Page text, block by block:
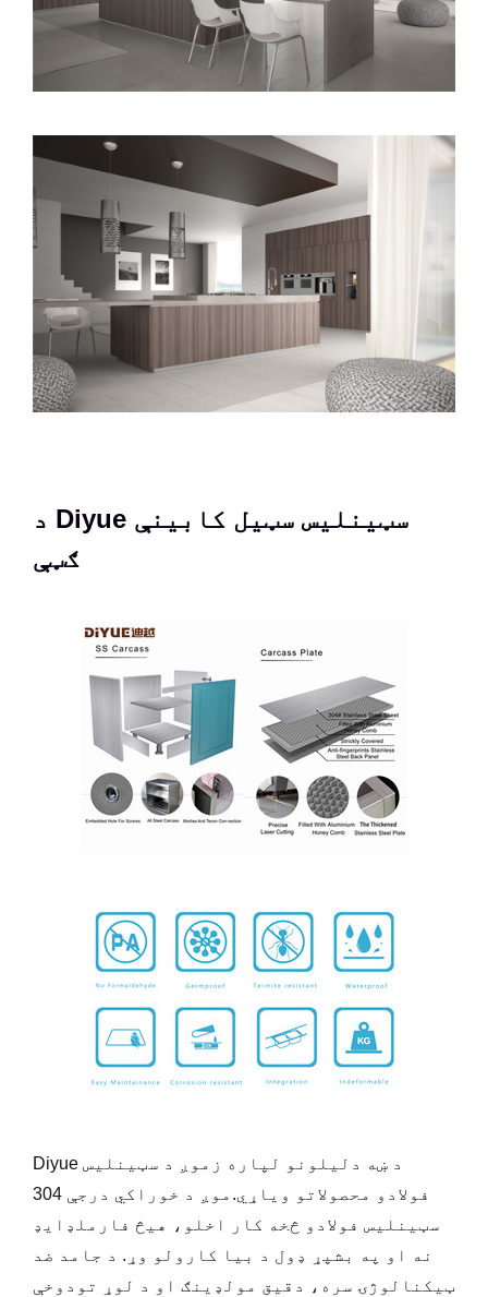
د Diyue سټینلیس سټیل کابینې
ګټې
Diyue د ښه دلیلونو لپاره زموږ د سټینلیس
فولادو محصولاتو ویاړي.موږ د خوراکي درجې 304
سټینلیس فولادو څخه کار اخلو، هیڅ فارملډایډ
نه او په بشپړ ډول د بیا کارولو وړ. د جامد ضد
ټیکنالوژۍ سره، دقیق مولډینګ او د لوړ تودوخې